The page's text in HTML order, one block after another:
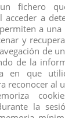
ALEMAN
fichero
acceder a
a
y
de
de la
en que
reconocer al
la